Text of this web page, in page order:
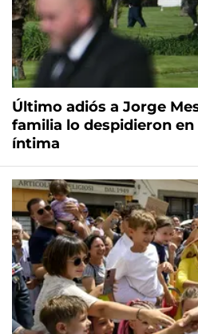
Último adiós a Jorge
familia lo despidieron
íntima